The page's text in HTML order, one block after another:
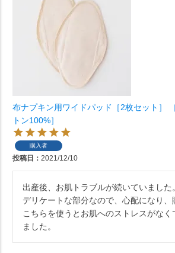
布ナプキン用ワイドパッド［2枚セット］
トン100%］
購入者
投稿日 2021/12/10
出産後、お肌トラブルが続いていました
デリケートな部分なので、心配になり、
こちらを使うとお肌へのストレスがな
ました。